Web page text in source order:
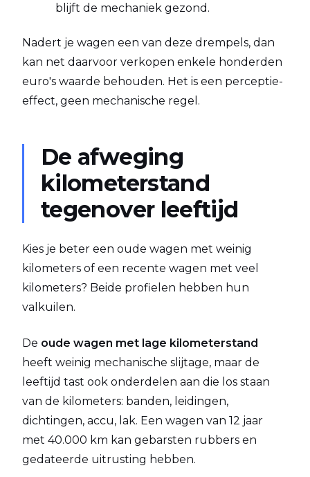
blijft de mechaniek gezond.
Nadert je wagen een van deze drempels, dan
kan net daarvoor verkopen enkele honderden
euro's waarde behouden. Het is een perceptie-
effect, geen mechanische regel.
De afweging
kilometerstand
tegenover leeftijd
Kies je beter een oude wagen met weinig
kilometers of een recente wagen met veel
kilometers? Beide profielen hebben hun
valkuilen.
De oude wagen met lage kilometerstand
heeft weinig mechanische slijtage, maar de
leeftijd tast ook onderdelen aan die los staan
van de kilometers: banden, leidingen,
dichtingen, accu, lak. Een wagen van 12 jaar
met 40.000 km kan gebarsten rubbers en
gedateerde uitrusting hebben.